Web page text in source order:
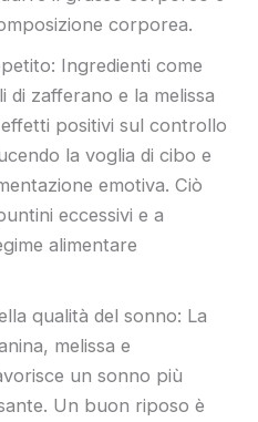
corporea.
Ingredienti come
di zafferano e la melissa
positivi sul controllo
la voglia di cibo e
emotiva. Ciò
eccessivi e a
alimentare
qualità del sonno: La
melissa e
un sonno più
Un buon riposo è